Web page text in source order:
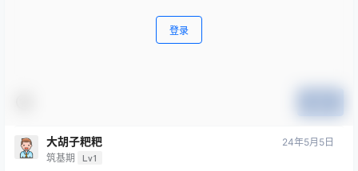
登录
大胡子粑粑
筑基期 Lv1
24年5月5日